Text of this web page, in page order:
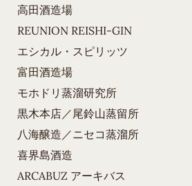
高田酒造場
REUNION REISHI-GIN
エシカル・スピリッツ
富田酒造場
モホドリ蒸溜研究所
黒木本店／尾鈴山蒸留所
八海醸造／ニセコ蒸溜所
喜界島酒造
ARCABUZ アーキバス